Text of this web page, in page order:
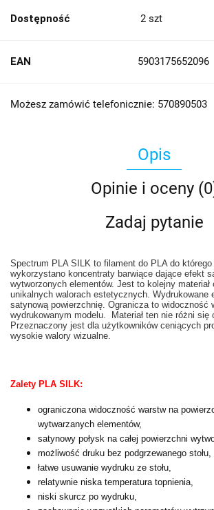
Dostępność 2 szt
EAN 5903175652096
Możesz zamówić telefonicznie: 570890503
Opis
Opinie i oceny
Zadaj pytanie
Spectrum PLA SILK to filament do PLA do którego
wykorzystano koncentraty barwiące dające efekt
wytworzonych elementów. Jest to kolejny materiał
unikalnych walorach estetycznych. Wydrukowane
satynową powierzchnię. Ogranicza to widoczność
wydrukowanym modelu. Materiał ten nie różni się
Przeznaczony jest dla użytkowników ceniących
wysokie walory wizualne.
Zalety PLA SILK:
ograniczona widoczność warstw na
wytwarzanych elementów,
satynowy połysk na całej powierzchni
możliwość druku bez podgrzewanego stołu,
łatwe usuwanie wydruku ze stołu,
relatywnie niska temperatura topnienia,
niski skurcz po wydruku,